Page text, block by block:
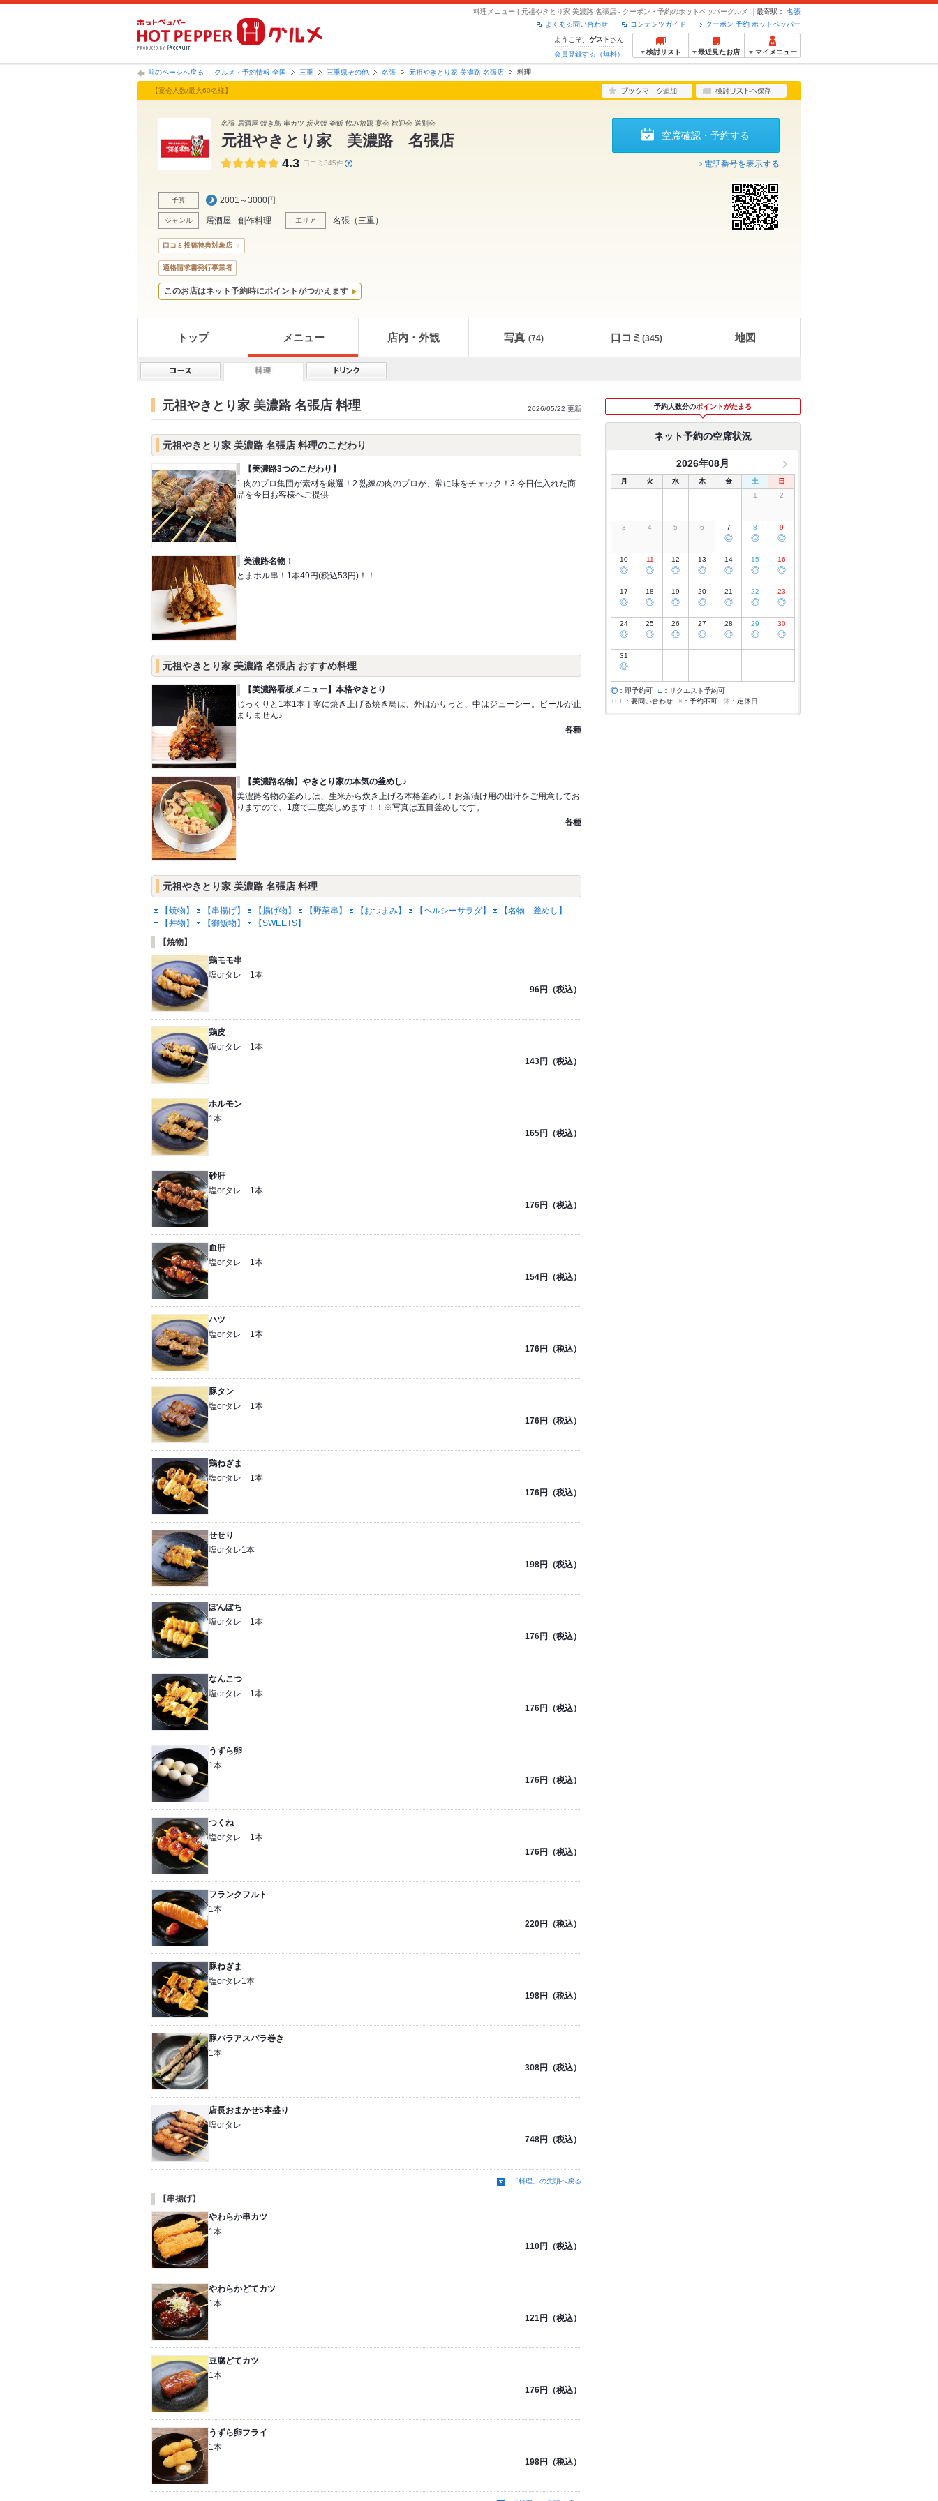
料理メニュー | 元祖やきとり家 美濃路 名張店 - クーポン・予約のホットペッパーグルメ 最寄駅：
名張
クーポン 予約 ホットペッパー
コンテンツガイド
よくある問い合わせ
ようこそ、 ゲスト さん
会員登録する（無料）
検討リスト 最近見たお店 マイメニュー
前のページへ戻る グルメ・予約情報 全国 三重 三重県その他 名張 元祖やきとり家 美濃路 名張店 料理
【宴会人数/最大60名様】
名張 居酒屋 焼き鳥 串カツ 炭火焼 釜飯 飲み放題 宴会 歓迎会 送別会
元祖やきとり家 美濃路 名張店
4.3 口コミ345件
予算 2001～3000円
ジャンル 居酒屋 創作料理 エリア 名張 （三重）
空席確認・予約する
電話番号を表示する
口コミ投稿特典対象店
適格請求書発行事業者
このお店はネット予約時にポイントがつかえます
トップ メニュー 店内・外観 写真 (74) 口コミ (345) 地図
元祖やきとり家 美濃路 名張店 料理 2026/05/22 更新
元祖やきとり家 美濃路 名張店 料理のこだわり
【美濃路3つのこだわり】
1.肉のプロ集団が素材を厳選！2.熟練の肉のプロが、常に味をチェック！3.今日仕入れた商
品を今日お客様へご提供
美濃路名物！
とまホル串！1本49円(税込53円)！！
元祖やきとり家 美濃路 名張店 おすすめ料理
【美濃路看板メニュー】本格やきとり
じっくりと1本1本丁寧に焼き上げる焼き鳥は、外はかりっと、中はジューシー。ビールが止
まりません♪
各種
【美濃路名物】やきとり家の本気の釜めし♪
美濃路名物の釜めしは、生米から炊き上げる本格釜めし！お茶漬け用の出汁をご用意してお
りますので、1度で二度楽しめます！！※写真は五目釜めしです。
各種
元祖やきとり家 美濃路 名張店 料理
【焼物】 【串揚げ】 【揚げ物】 【野菜串】 【おつまみ】 【ヘルシーサラダ】
【名物 釜めし】
【丼物】
【御飯物】
【SWEETS】
【焼物】
鶏モモ串
塩orタレ 1本
96円（税込）
鶏皮
塩orタレ 1本
143円（税込）
ホルモン
1本
165円（税込）
砂肝
塩orタレ 1本
176円（税込）
血肝
塩orタレ 1本
154円（税込）
ハツ
塩orタレ 1本
176円（税込）
豚タン
塩orタレ 1本
176円（税込）
鶏ねぎま
塩orタレ 1本
176円（税込）
せせり
塩orタレ1本
198円（税込）
ぽんぽち
塩orタレ 1本
176円（税込）
なんこつ
塩orタレ 1本
176円（税込）
うずら卵
1本
176円（税込）
つくね
塩orタレ 1本
176円（税込）
フランクフルト
1本
220円（税込）
豚ねぎま
塩orタレ1本
198円（税込）
豚バラアスパラ巻き
1本
308円（税込）
店長おまかせ5本盛り
塩orタレ
748円（税込）
「料理」の先頭へ戻る
【串揚げ】
やわらか串カツ
1本
110円（税込）
やわらかどてカツ
1本
121円（税込）
豆腐どてカツ
1本
176円（税込）
うずら卵フライ
1本
198円（税込）
予約人数分のポイントがたまる
ネット予約の空席状況
2026年08月
月 火 水 木 金 土
日
1
2
3 4 5 6 7
◎
8
◎
9
◎
10
◎
11
◎
12
◎
13
◎
14
◎
15
◎
16
◎
17
◎
18
◎
19
◎
20
◎
21
◎
22
◎
23
◎
24
◎
25
◎
26
◎
27
◎
28
◎
29
◎
30
◎
31
◎
◎ ：即予約可 □ ：リクエスト予約可
TEL
：要問い合わせ × ：予約不可 休 ：定休日